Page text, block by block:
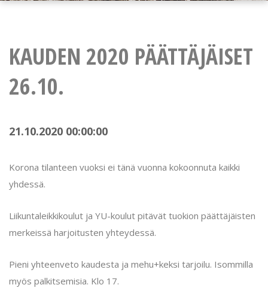
KAUDEN 2020 PÄÄTTÄJÄISET
26.10.
21.10.2020 00:00:00
Korona tilanteen vuoksi ei tänä vuonna kokoonnuta kaikki
yhdessä.
Liikuntaleikkikoulut ja YU-koulut pitävät tuokion päättäjäisten
merkeissä harjoitusten yhteydessä.
Pieni yhteenveto kaudesta ja mehu+keksi tarjoilu. Isommilla
myös palkitsemisia. Klo 17.